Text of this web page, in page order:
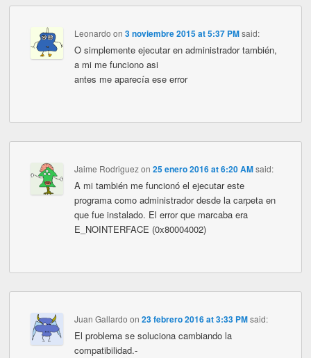
Leonardo on 3 noviembre 2015 at 5:37 PM said:
O simplemente ejecutar en administrador también,
a mi me funciono asi
antes me aparecía ese error
Jaime Rodriguezon 25 enero 2016 at 6:20 AM said:
A mi también me funcionó el ejecutar este
programa como administrador desde la carpeta en
que fue instalado. El error que marcaba era
E_NOINTERFACE (0x80004002)
Juan Gallardo on 23 febrero 2016 at 3:33 PM said:
El problema se soluciona cambiando la
compatibilidad.-